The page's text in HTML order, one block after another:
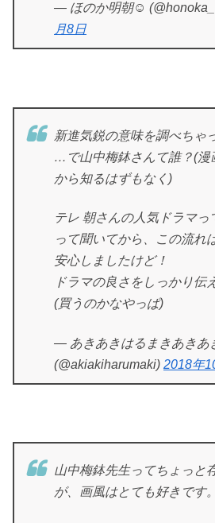
— ほのか明朝☺︎
月8日
新進気鋭の意味を調べちゃ
…で山中梅鉢さんて誰？(漫
から知るはずもなく)
テレ 朝さんの人気ドラマっ
って聞いてから、この流れ
安心しましたけど！
ドラマの良さをしっかり伝
(買うのかなやっぱ)
— あきあきはるまきあきあ
(@akiakiharumaki) 2018年
山中梅鉢先生ってちょっと
が、画風はとても好きです。